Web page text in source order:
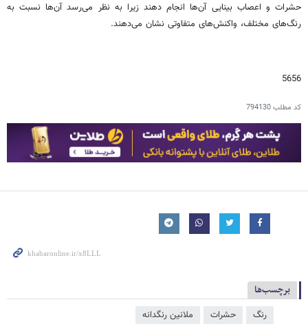
حشرات و اعصاب بینایی آن‌ها انجام دهند زیرا به نظر می‌رسد آن‌ها نسبت به
رنگ‌های مختلف، واکنش‌های متفاوتی نشان می‌دهند.
5656
کد مطلب794130
برچسب‌ها
رنگ حشرات ملانین رنگدانه